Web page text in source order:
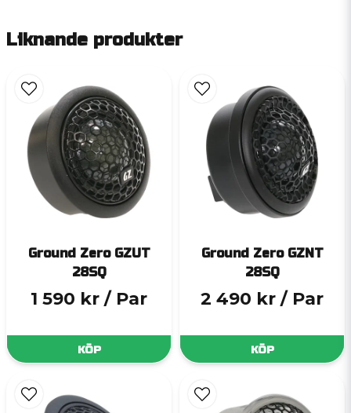
Liknande produkter
Ground Zero GZUT
28SQ
1 590 kr / Par
KÖP
Ground Zero GZNT
28SQ
2 490 kr / Par
KÖP